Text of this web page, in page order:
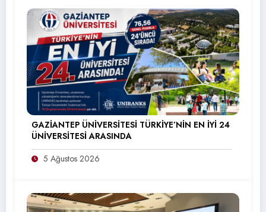
GAZİANTEP ÜNİVERSİTESİ TÜRKİYE’NİN EN İYİ 24
ÜNİVERSİTESİ ARASINDA
5 Ağustos 2026